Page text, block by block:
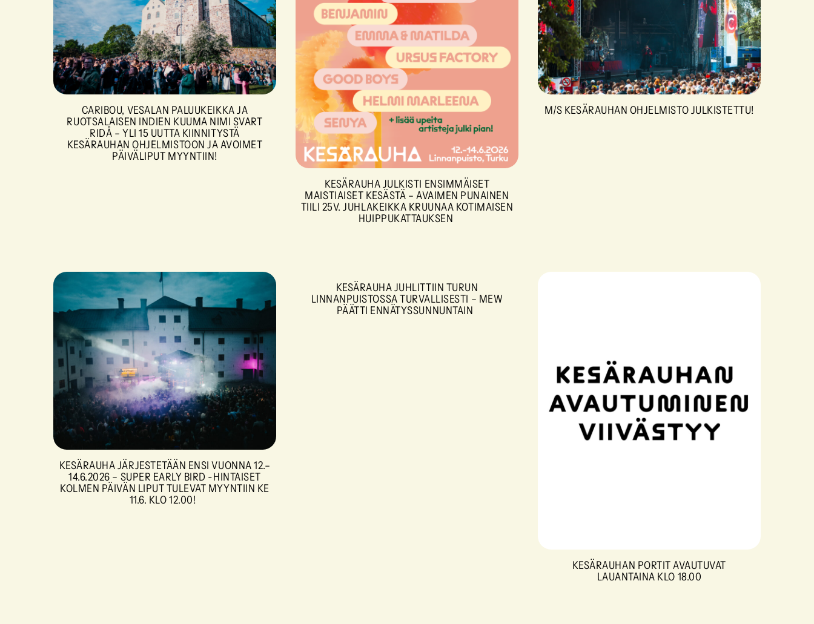
CARIBOU, VESALAN PALUUKEIKKA JA
RUOTSALAISEN INDIEN KUUMA NIMI SVART
RIDÅ – YLI 15 UUTTA KIINNITYSTÄ
KESÄRAUHAN OHJELMISTOON JA AVOIMET
PÄIVÄLIPUT MYYNTIIN!
KESÄRAUHA JULKISTI ENSIMMÄISET
MAISTIAISET KESÄSTÄ – AVAIMEN PUNAINEN
TIILI 25V. JUHLAKEIKKA KRUUNAA KOTIMAISEN
HUIPPUKATTAUKSEN
M/S KESÄRAUHAN OHJELMISTO JULKISTETTU!
KESÄRAUHA JÄRJESTETÄÄN ENSI VUONNA 12.–
14.6.2026 – SUPER EARLY BIRD -HINTAISET
KOLMEN PÄIVÄN LIPUT TULEVAT MYYNTIIN KE
11.6. KLO 12.00!
KESÄRAUHA JUHLITTIIN TURUN
LINNANPUISTOSSA TURVALLISESTI – MEW
PÄÄTTI ENNÄTYSSUNNUNTAIN
KESÄRAUHAN PORTIT AVAUTUVAT
LAUANTAINA KLO 18.00